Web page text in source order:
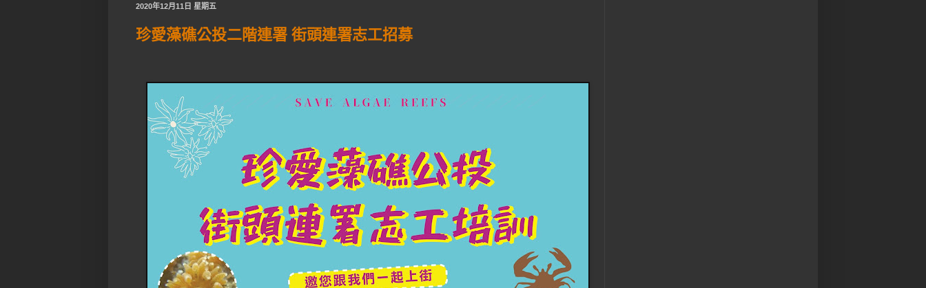
2020年12月11日 星期五
珍愛藻礁公投二階連署 街頭連署志工招募